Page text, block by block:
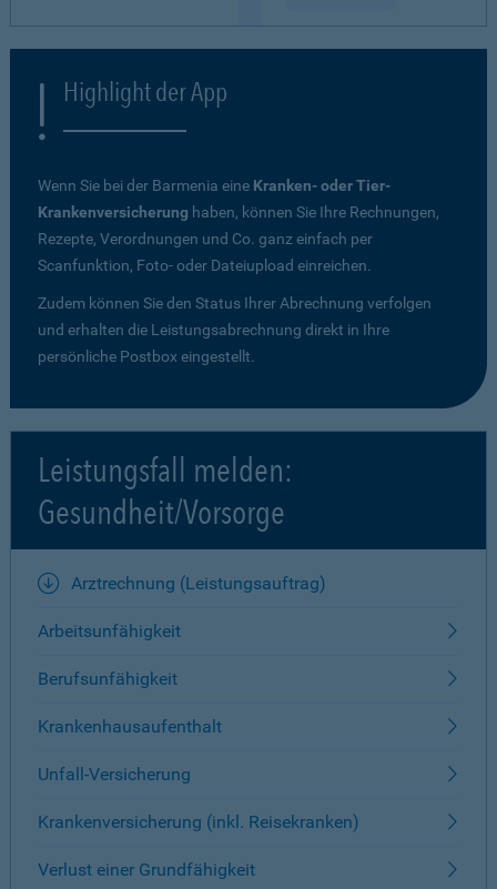
Highlight der App
Wenn Sie bei der Barmenia eine Kranken- oder Tier-
Krankenversicherung haben, können Sie Ihre Rechnungen,
Rezepte, Verordnungen und Co. ganz einfach per
Scanfunktion, Foto- oder Dateiupload einreichen.
Zudem können Sie den Status Ihrer Abrechnung verfolgen
und erhalten die Leistungsabrechnung direkt in Ihre
persönliche Postbox eingestellt.
Leistungsfall melden:
Gesundheit/Vorsorge
Arztrechnung (Leistungsauftrag)
Arbeitsunfähigkeit
Berufsunfähigkeit
Krankenhausaufenthalt
Unfall-Versicherung
Krankenversicherung (inkl. Reisekranken)
Verlust einer Grundfähigkeit